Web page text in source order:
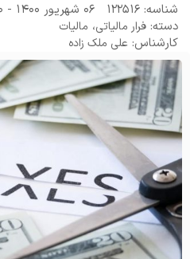
شناسه: ۱۲۲۵۱۶
۰۶ شهریور ۱۴۰۰ - ۱۰:۰۰
دسته: فرار مالیاتی، مالیات
کارشناس: علی ملک زاده